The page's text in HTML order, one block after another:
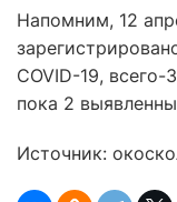
Напомним, 12
COVID-19,
пока 2
Источник: